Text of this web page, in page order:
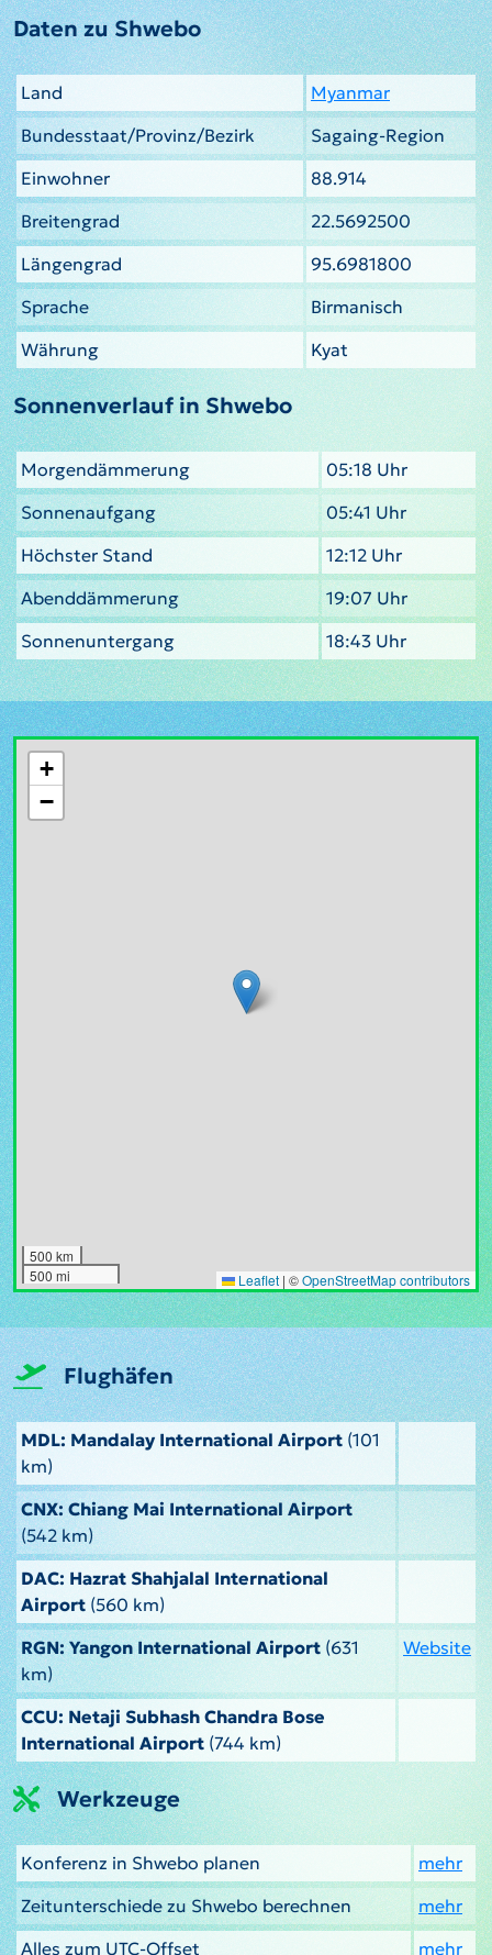
Daten zu Shwebo
Land
Myanmar
Bundesstaat/Provinz/Bezirk
Sagaing-Region
Einwohner
88.914
Breitengrad
22.5692500
Längengrad
95.6981800
Sprache
Birmanisch
Währung
Kyat
Sonnenverlauf in Shwebo
Morgendämmerung
05:18 Uhr
Sonnenaufgang
05:41 Uhr
Höchster Stand
12:12 Uhr
Abenddämmerung
19:07 Uhr
Sonnenuntergang
18:43 Uhr
+
−
500 km
500 mi
Leaflet | ©OpenStreetMap contributors
Flughäfen
MDL: Mandalay International Airport (101
km)
CNX: Chiang Mai International Airport
(542 km)
DAC: Hazrat Shahjalal International
Airport (560 km)
RGN: Yangon International Airport (631
km)
Website
CCU: Netaji Subhash Chandra Bose
International Airport (744 km)
Werkzeuge
Konferenz in Shwebo planen
mehr
Zeitunterschiede zu Shwebo berechnen
mehr
Alles zum UTC-Offset
mehr